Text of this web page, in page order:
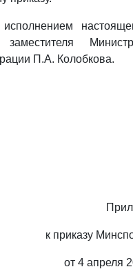
П.А. Колобкова.
к приказу
от 4 апреля